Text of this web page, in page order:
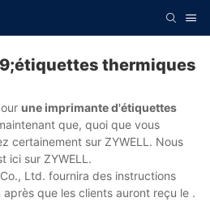
thermiques
une imprimante d'étiquettes
que, quoi que vous
certainement sur ZYWELL. Nous
ici sur ZYWELL.
Ltd. fournira des instructions
que les clients auront reçu le .